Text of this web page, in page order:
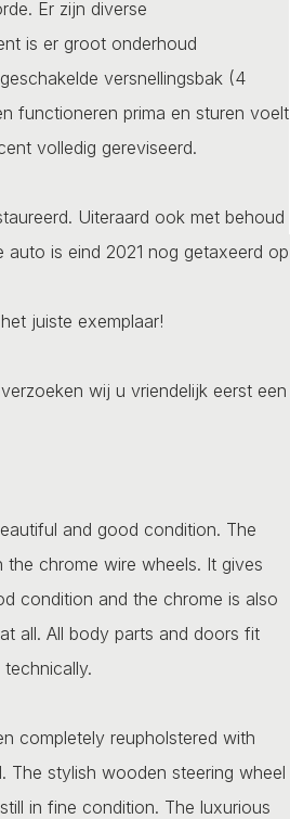
Er zijn diverse
is er groot onderhoud
versnellingsbak (4
functioneren prima en sturen voelt
volledig gereviseerd.
Uiteraard ook met behoud
auto is eind 2021 nog getaxeerd op
juiste exemplaar!
wij u vriendelijk eerst een
and good condition. The
chrome wire wheels. It gives
condition and the chrome is also
all. All body parts and doors fit
completely reupholstered with
The stylish wooden steering wheel
in fine condition. The luxurious